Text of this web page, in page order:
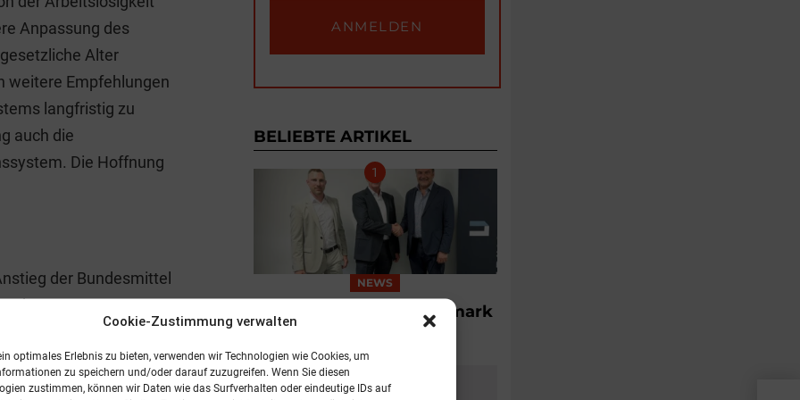
Cookie-Zustimmung verwalten
optimales Erlebnis zu bieten, verwenden wir Technologien wie Cookies, um
zu speichern und/oder darauf zuzugreifen. Wenn Sie diesen
zustimmen, können wir Daten wie das Surfverhalten oder eindeutige IDs auf
Anpassung des
Alter
weitere Empfehlungen
langfristig zu
auch die
Die Hoffnung
der Bundesmittel
des
die Ausgaben für
2,7 auf 6,2 Prozent des
Prozent sinken. Die
BELIEBTE ARTIKEL
NEWS
Expansion in der Steiermark